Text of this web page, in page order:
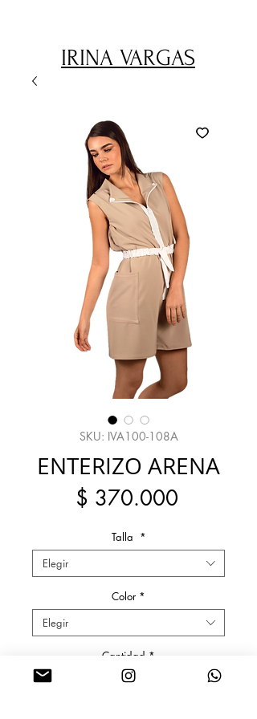
IRINA VARGAS
SKU: IVA100-108A
ENTERIZO ARENA
$ 370.000Precio
Talla *
Elegir
Color *
Elegir
Cantidad *